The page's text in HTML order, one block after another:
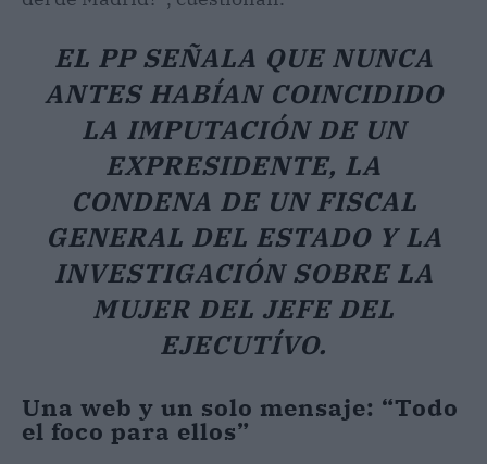
EL PP SEÑALA QUE NUNCA
ANTES HABÍAN COINCIDIDO
LA IMPUTACIÓN DE UN
EXPRESIDENTE, LA
CONDENA DE UN FISCAL
GENERAL DEL ESTADO Y LA
INVESTIGACIÓN SOBRE LA
MUJER DEL JEFE DEL
EJECUTÍVO.
Una web y un solo mensaje: “Todo
el foco para ellos”